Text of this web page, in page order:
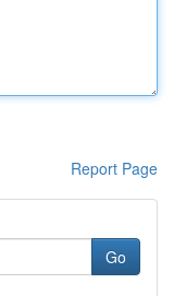
Report Page
Go